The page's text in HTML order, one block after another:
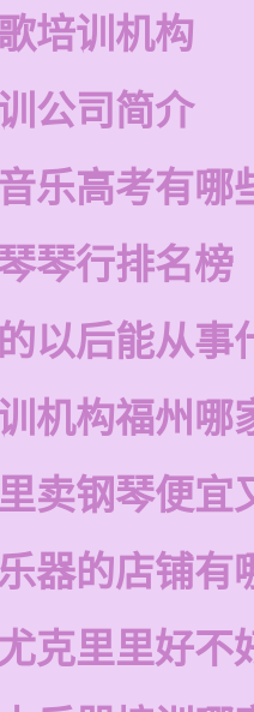
培训机构
公司简介
乐高考有哪
琴行排名榜
以后能从事
机构福州哪
卖钢琴便宜
器的店铺有
克里里好不